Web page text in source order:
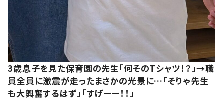
3歳息子を見た保育園の先生「何そのTシャツ！？」→職
員全員に激震が走ったまさかの光景に…「そりゃ先生
も大興奮するはず」「すげーー！！」